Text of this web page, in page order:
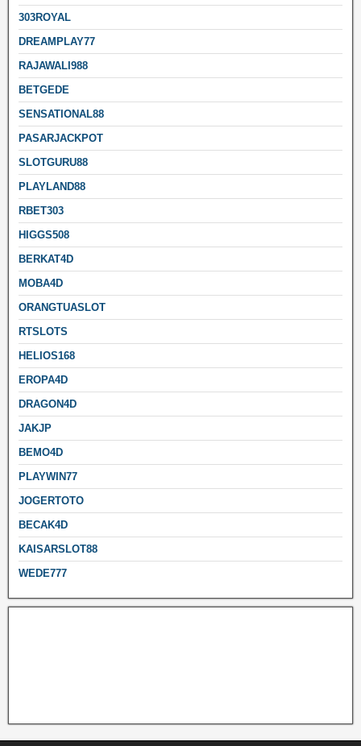
303ROYAL
DREAMPLAY77
RAJAWALI988
BETGEDE
SENSATIONAL88
PASARJACKPOT
SLOTGURU88
PLAYLAND88
RBET303
HIGGS508
BERKAT4D
MOBA4D
ORANGTUASLOT
RTSLOTS
HELIOS168
EROPA4D
DRAGON4D
JAKJP
BEMO4D
PLAYWIN77
JOGERTOTO
BECAK4D
KAISARSLOT88
WEDE777